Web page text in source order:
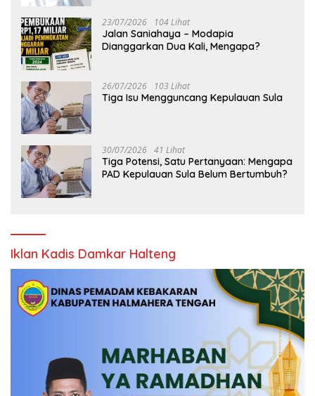
23/07/2026 104 Lihat
Jalan Saniahaya – Modapia
Dianggarkan Dua Kali, Mengapa?
26/07/2026 103 Lihat
Tiga Isu Mengguncang Kepulauan Sula
30/07/2026 41 Lihat
Tiga Potensi, Satu Pertanyaan: Mengapa
PAD Kepulauan Sula Belum Bertumbuh?
Iklan Kadis Damkar Halteng